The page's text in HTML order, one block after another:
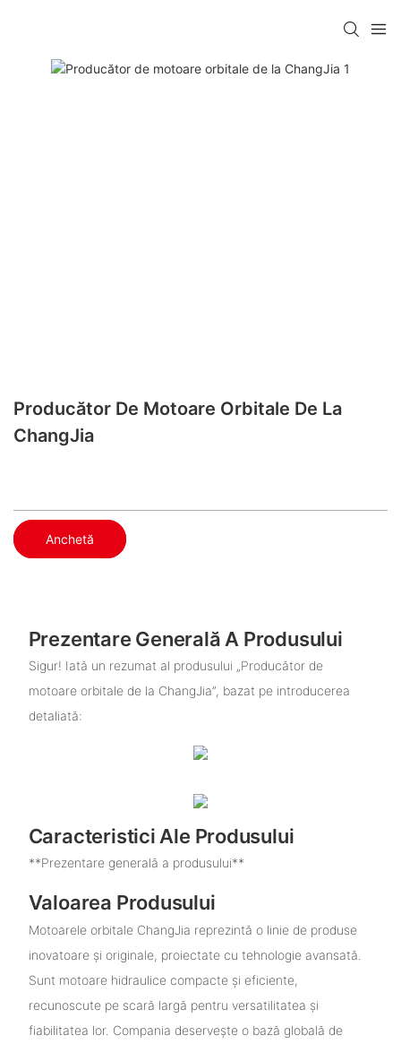
Producător De Motoare Orbitale De La
ChangJia
Anchetă
Prezentare Generală A Produsului
Sigur! Iată un rezumat al produsului „Producător de
motoare orbitale de la ChangJia”, bazat pe introducerea
detaliată:
Caracteristici Ale Produsului
**Prezentare generală a produsului**
Valoarea Produsului
Motoarele orbitale ChangJia reprezintă o linie de produse
inovatoare și originale, proiectate cu tehnologie avansată.
Sunt motoare hidraulice compacte și eficiente,
recunoscute pe scară largă pentru versatilitatea și
fiabilitatea lor. Compania deservește o bază globală de